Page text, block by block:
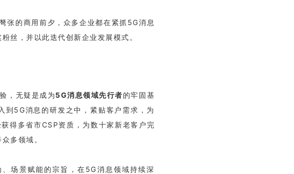
张的商用前夕，众多企业都在紧抓5G消息
丝，并以此迭代创新企业发展模式。
，无疑是成为5G消息领域先行者的牢固基
5G消息的研发之中，紧贴客户需求，为
得多省市CSP资质 ，为数十家新老客户完
多领域。
场景赋能的宗旨，在5G消息领域持续深